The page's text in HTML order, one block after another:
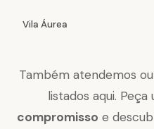
Vila Áurea
Também atendemos
listados aqui. Peça
compromisso e